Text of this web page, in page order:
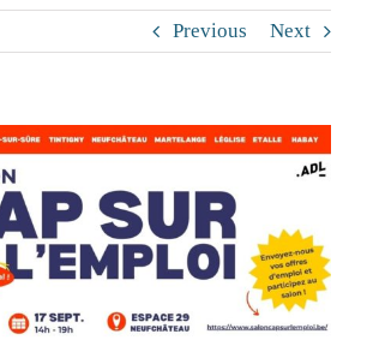
Previous Next